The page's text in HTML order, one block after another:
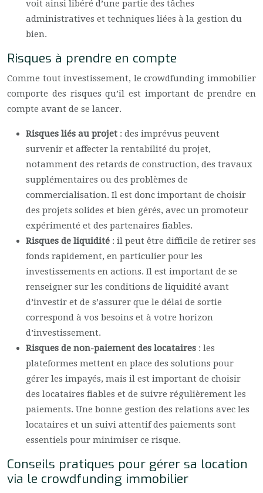
voit ainsi libéré d’une partie des tâches
administratives et techniques liées à la gestion du
bien.
Risques à prendre en compte
Comme tout investissement, le crowdfunding immobilier
comporte des risques qu’il est important de prendre en
compte avant de se lancer.
Risques liés au projet : des imprévus peuvent
survenir et affecter la rentabilité du projet,
notamment des retards de construction, des travaux
supplémentaires ou des problèmes de
commercialisation. Il est donc important de choisir
des projets solides et bien gérés, avec un promoteur
expérimenté et des partenaires fiables.
Risques de liquidité : il peut être difficile de retirer ses
fonds rapidement, en particulier pour les
investissements en actions. Il est important de se
renseigner sur les conditions de liquidité avant
d’investir et de s’assurer que le délai de sortie
correspond à vos besoins et à votre horizon
d’investissement.
Risques de non-paiement des locataires : les
plateformes mettent en place des solutions pour
gérer les impayés, mais il est important de choisir
des locataires fiables et de suivre régulièrement les
paiements. Une bonne gestion des relations avec les
locataires et un suivi attentif des paiements sont
essentiels pour minimiser ce risque.
Conseils pratiques pour gérer sa location
via le crowdfunding immobilier